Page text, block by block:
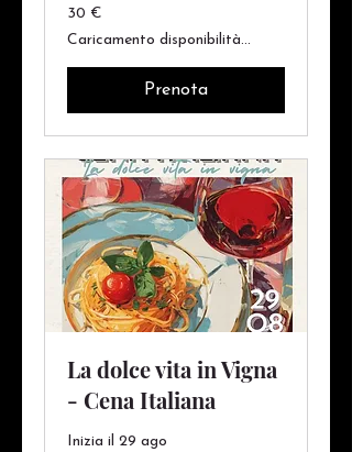
30
euro
30 €
Caricamento disponibilità...
Prenota
La dolce vita in Vigna
- Cena Italiana
Inizia il 29 ago